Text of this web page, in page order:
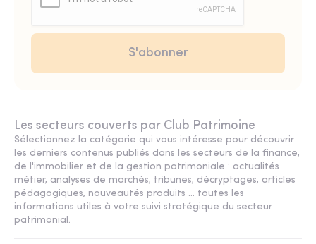
Les secteurs couverts par Club Patrimoine
Sélectionnez la catégorie qui vous intéresse pour découvrir
les derniers contenus publiés dans les secteurs de la finance,
de l'immobilier et de la gestion patrimoniale : actualités
métier, analyses de marchés, tribunes, décryptages, articles
pédagogiques, nouveautés produits ... toutes les
informations utiles à votre suivi stratégique du secteur
patrimonial.